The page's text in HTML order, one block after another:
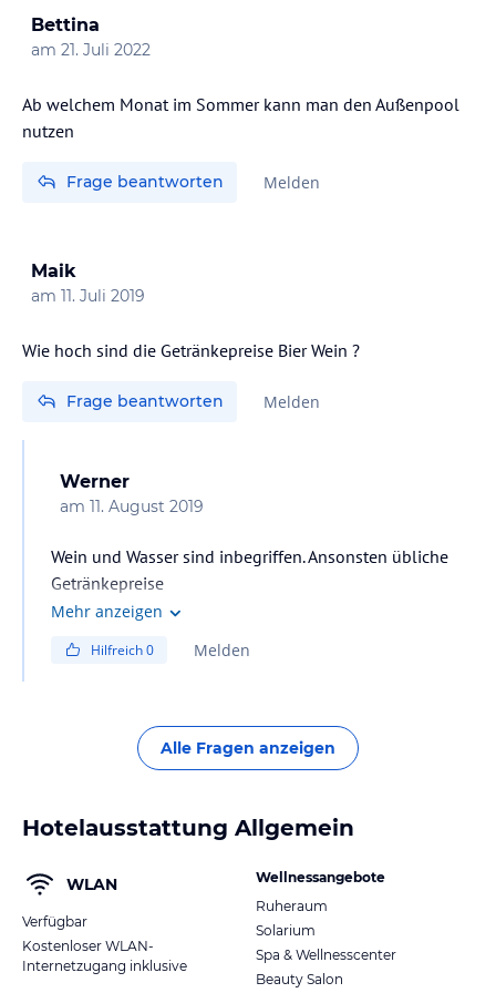
Bettina
am 21. Juli 2022
Ab welchem Monat im Sommer kann man den Außenpool
nutzen
Frage beantworten Melden
Maik
am 11. Juli 2019
Wie hoch sind die Getränkepreise Bier Wein ?
Frage beantworten Melden
Werner
am 11. August 2019
Wein und Wasser sind inbegriffen. Ansonsten übliche
Getränkepreise
Mehr anzeigen
Hilfreich0 Melden
Alle Fragen anzeigen
Hotelausstattung Allgemein
WLAN
Verfügbar
Kostenloser WLAN-
Internetzugang inklusive
Wellnessangebote
Ruheraum
Solarium
Spa & Wellnesscenter
Beauty Salon